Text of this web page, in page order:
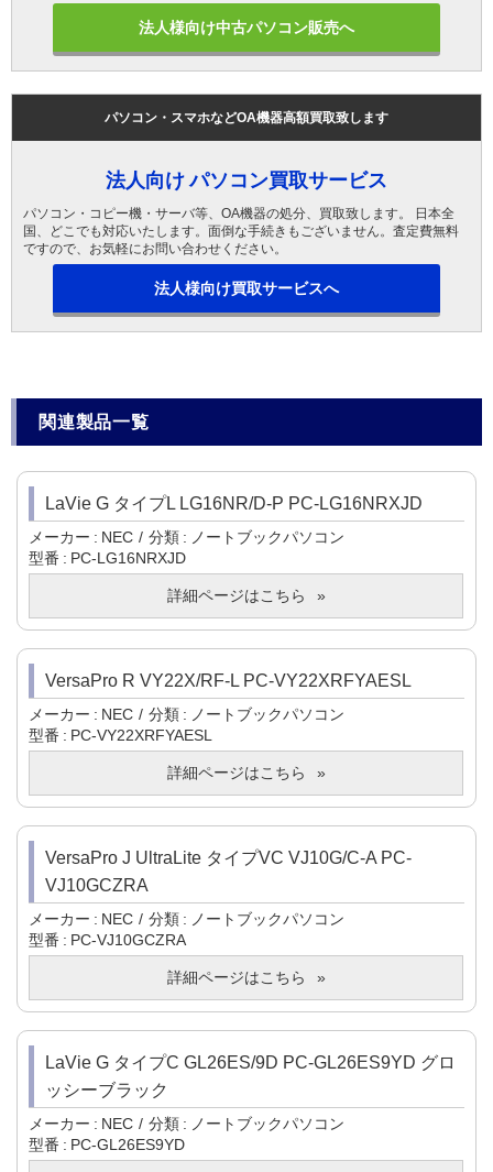
法人様向け中古パソコン販売へ
パソコン・スマホなどOA機器高額買取致します
法人向け パソコン買取サービス
パソコン・コピー機・サーバ等、OA機器の処分、買取致します。 日本全
国、どこでも対応いたします。面倒な手続きもございません。査定費無料
ですので、お気軽にお問い合わせください。
法人様向け買取サービスへ
関連製品一覧
LaVie G タイプL LG16NR/D-P PC-LG16NRXJD
メーカー NEC 分類
ノートブックパソコン
型番
PC-LG16NRXJD
詳細ページはこちら
VersaPro R VY22X/RF-L PC-VY22XRFYAESL
メーカー NEC 分類
ノートブックパソコン
型番
PC-VY22XRFYAESL
詳細ページはこちら
VersaPro J UltraLite タイプVC VJ10G/C-A PC-
VJ10GCZRA
メーカー NEC 分類
ノートブックパソコン
型番
PC-VJ10GCZRA
詳細ページはこちら
LaVie G タイプC GL26ES/9D PC-GL26ES9YD グロ
ッシーブラック
メーカー NEC 分類
ノートブックパソコン
型番
PC-GL26ES9YD